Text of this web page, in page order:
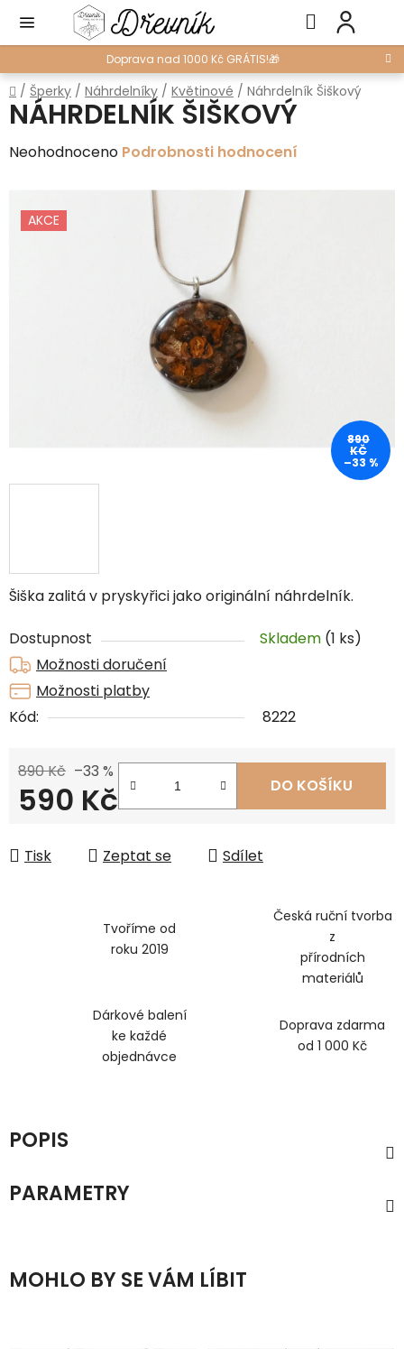
obsah
Doprava nad 1000 Kč GRÁTIS!🎁
Hledat
Domů
/ Šperky / Náhrdelníky / Květinové / Náhrdelník Šiškový
Šiška zalitá v pryskyřici jako originální náhrdelník.
Dostupnost Skladem (1 ks)
Možnosti doručení
Možnosti platby
Kód:
8222
890 Kč –33 %
590 Kč DO KOŠÍKU
Tisk Zeptat se Sdílet
NÁHRDELNÍK ŠIŠKOVÝ
Průměrné
Neohodnoceno Podrobnosti hodnocení
AKCE
890
KČ
–33 %
Tvoříme od
roku 2019
Česká ruční tvorba
z
přírodních
materiálů
Dárkové balení
ke každé
objednávce
Doprava zdarma
od 1 000 Kč
POPIS
PARAMETRY
MOHLO BY SE VÁM LÍBIT